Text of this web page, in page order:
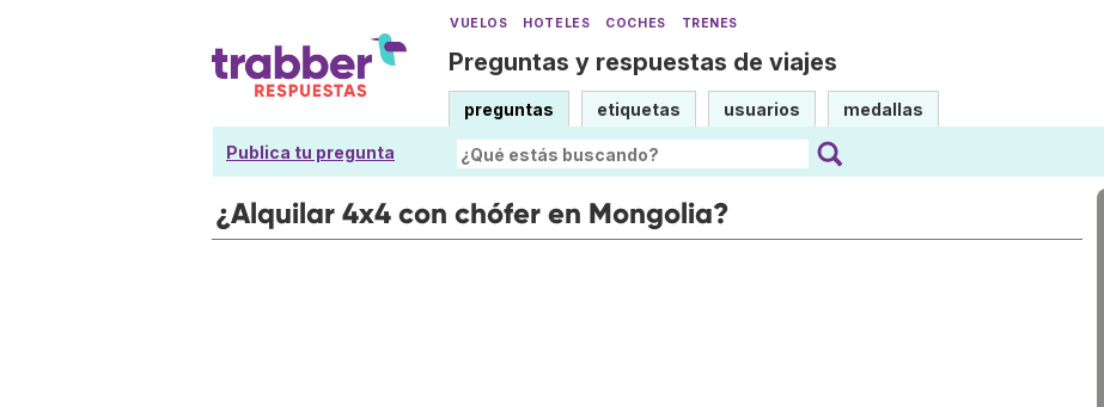
VUELOS HOTELES COCHES TRENES
Preguntas y respuestas de viajes
preguntas etiquetas usuarios medallas
Publica tu pregunta
¿Alquilar 4x4 con chófer en Mongolia?